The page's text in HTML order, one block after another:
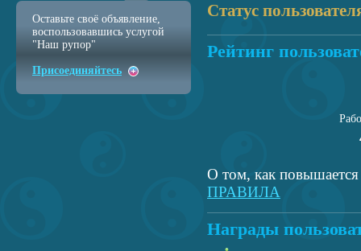
Статус
Рейтинг
О том, как повышается
ПРАВИЛА
Награды
Оставьте своё объявление,
воспользовавшись услугой
"Наш рупор"
Присоединяйтесь